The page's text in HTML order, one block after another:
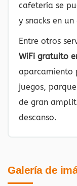
cafetería se
y snacks en
Entre otros
WiFi gratuito
aparcamiento
juegos,
de gran
descanso.
Galería de